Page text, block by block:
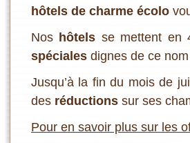
hôtels de charme écolo
Nos hôtels se mettent en
spéciales dignes de ce
Jusqu’à la fin du mois de
des réductions sur ses
Pour en savoir plus sur les